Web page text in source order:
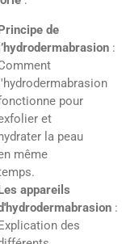
de
l’hydrodermabrasion :
l'hydrodermabrasion
pour
et
hydrater la peau
même
appareils
:
des